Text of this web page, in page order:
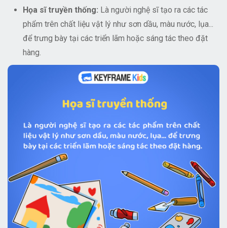
Họa sĩ truyền thống: Là người nghệ sĩ tạo ra các tác
phẩm trên chất liệu vật lý như sơn dầu, màu nước, lụa...
để trưng bày tại các triển lãm hoặc sáng tác theo đặt
hàng.